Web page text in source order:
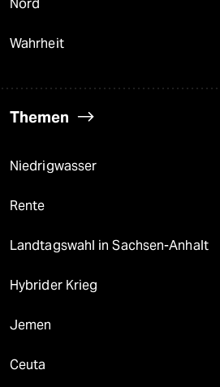
Nord
Wahrheit
Themen
Niedrigwasser
Rente
Landtagswahl in Sachsen-Anhalt
Hybrider Krieg
Jemen
Ceuta